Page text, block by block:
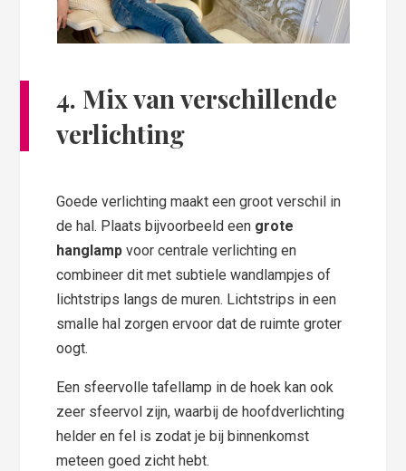
4. Mix van verschillende
verlichting
Goede verlichting maakt een groot verschil in
de hal. Plaats bijvoorbeeld een grote
hanglamp voor centrale verlichting en
combineer dit met subtiele wandlampjes of
lichtstrips langs de muren. Lichtstrips in een
smalle hal zorgen ervoor dat de ruimte groter
oogt.
Een sfeervolle tafellamp in de hoek kan ook
zeer sfeervol zijn, waarbij de hoofdverlichting
helder en fel is zodat je bij binnenkomst
meteen goed zicht hebt.